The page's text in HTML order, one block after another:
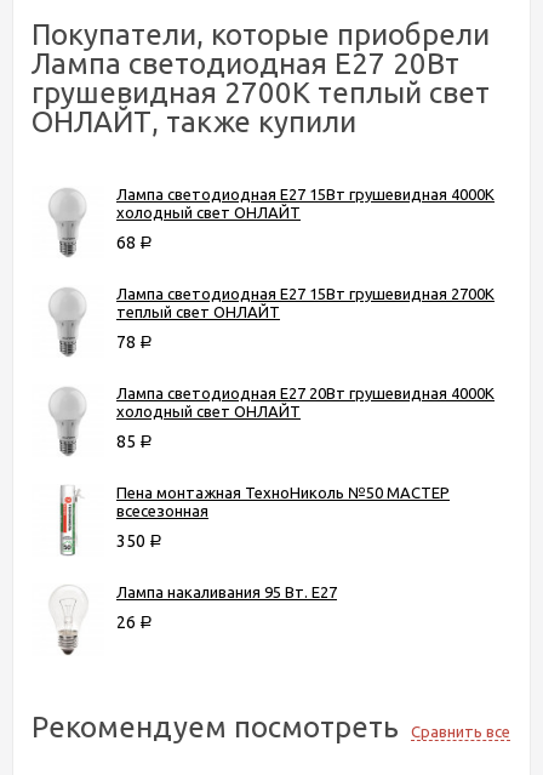
Покупатели, которые приобрели
Лампа светодиодная Е27 20Вт
грушевидная 2700К теплый свет
ОНЛАЙТ, также купили
Лампа светодиодная Е27 15Вт грушевидная 4000К
холодный свет ОНЛАЙТ
68 Р
Лампа светодиодная Е27 15Вт грушевидная 2700К
теплый свет ОНЛАЙТ
78 Р
Лампа светодиодная Е27 20Вт грушевидная 4000К
холодный свет ОНЛАЙТ
85 Р
Пена монтажная ТехноНиколь №50 МАСТЕР
всесезонная
350 Р
Лампа накаливания 95 Вт. Е27
26 Р
Рекомендуем посмотреть Сравнить все